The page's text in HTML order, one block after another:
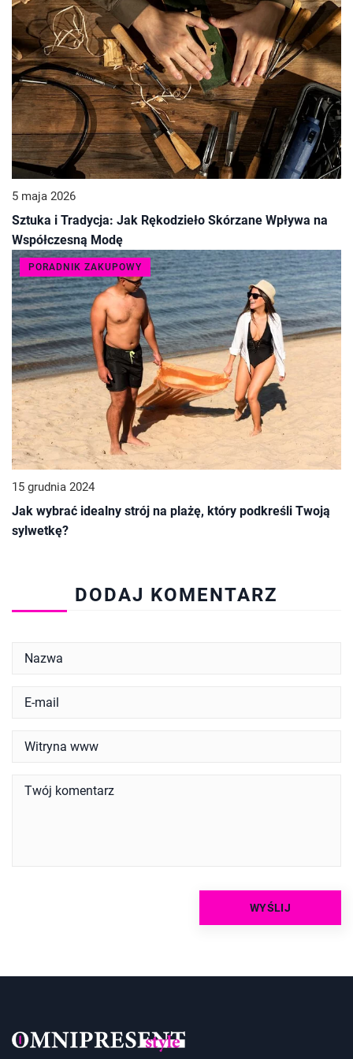
5 maja 2026
Sztuka i Tradycja: Jak Rękodzieło Skórzane Wpływa na
Współczesną Modę
PORADNIK ZAKUPOWY
15 grudnia 2024
Jak wybrać idealny strój na plażę, który podkreśli Twoją
sylwetkę?
DODAJ KOMENTARZ